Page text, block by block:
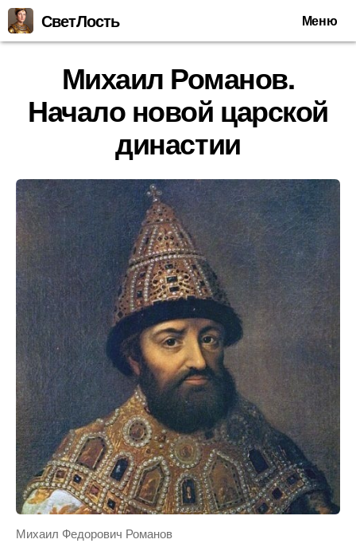
СветЛость Меню
Михаил Романов.
Начало новой царской
династии
Михаил Федорович Романов